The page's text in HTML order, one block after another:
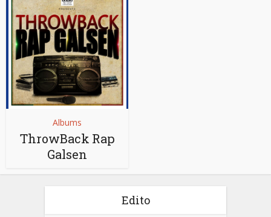
Albums
ThrowBack Rap
Galsen
Edito